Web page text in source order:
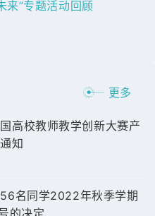
来”专题活动回顾
更多
高校教师教学创新大赛产
知
名同学2022年秋季学期
的决定